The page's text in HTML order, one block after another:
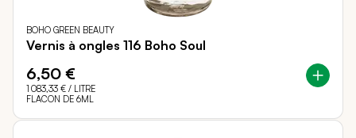
BOHO GREEN BEAUTY
Vernis à ongles 116 Boho Soul
6,50 €
1 083,33 € / LITRE
FLACON DE 6ML